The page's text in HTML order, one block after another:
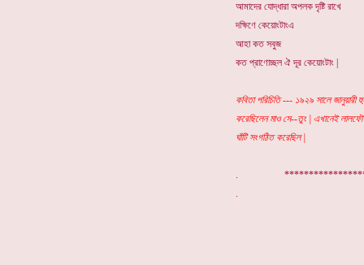
আমাদের যোদ্ধারা অপলক দৃষ্টি রাখে
দক্ষিণে কেয়োংটাংএ
আহা কত সবুজ
কত প্রাণোচ্ছল ঐ দূর কেয়োংটাং |
কবিতা পরিচিতি --- ১৯২৯ সালে জানুয়ারী
করেছিলেন মাও সে--তুং | এখানেই লালফৌজ
ঘাঁটি সংগঠিত করেছিল |
.